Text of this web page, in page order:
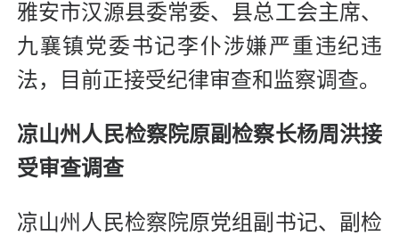
雅安市汉源县委常委、县总工会主席、
九襄镇党委书记李仆涉嫌严重违纪违
法，目前正接受纪律审查和监察调查。
凉山州人民检察院原副检察长杨周洪接
受审查调查
凉山州人民检察院原党组副书记、副检